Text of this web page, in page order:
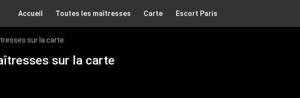
Accueil Toutes les maîtresses Carte Escort Paris
sur la carte
sur la carte